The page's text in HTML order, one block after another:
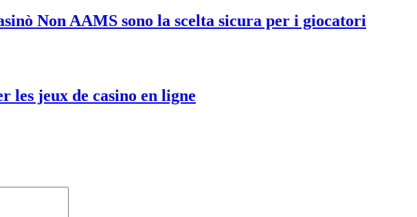
Non AAMS sono la scelta sicura per i giocatori
les jeux de casino en ligne